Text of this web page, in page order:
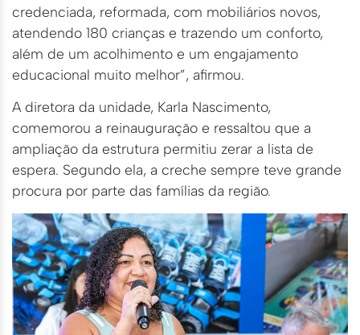
credenciada, reformada, com mobiliários novos,
atendendo 180 crianças e trazendo um conforto,
além de um acolhimento e um engajamento
educacional muito melhor”, afirmou.
A diretora da unidade, Karla Nascimento,
comemorou a reinauguração e ressaltou que a
ampliação da estrutura permitiu zerar a lista de
espera. Segundo ela, a creche sempre teve grande
procura por parte das famílias da região.